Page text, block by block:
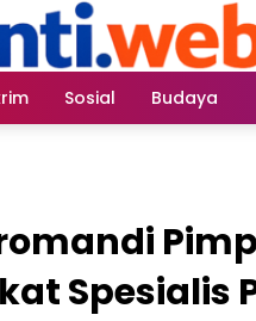
Sosial Budaya
Spesialis